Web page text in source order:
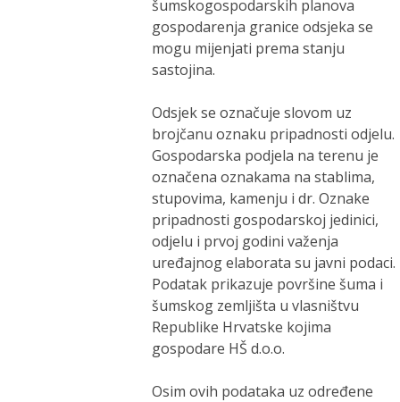
šumskogospodarskih planova
gospodarenja granice odsjeka se
mogu mijenjati prema stanju
sastojina.
Odsjek se označuje slovom uz
brojčanu oznaku pripadnosti odjelu.
Gospodarska podjela na terenu je
označena oznakama na stablima,
stupovima, kamenju i dr. Oznake
pripadnosti gospodarskoj jedinici,
odjelu i prvoj godini važenja
uređajnog elaborata su javni podaci.
Podatak prikazuje površine šuma i
šumskog zemljišta u vlasništvu
Republike Hrvatske kojima
gospodare HŠ d.o.o.
Osim ovih podataka uz određene